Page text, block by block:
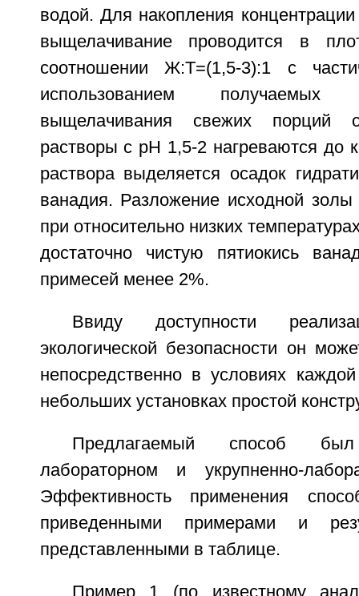
водой. Для накопления
выщелачивание проводится в
соотношении Ж:Т=(1,5-3):1 с
использованием
выщелачивания свежих порций
растворы с рН 1,5-2 нагреваются до
раствора выделяется осадок
ванадия. Разложение исходной
при относительно низких
достаточно чистую пятиокись
примесей менее 2%.
Ввиду доступности
экологической безопасности он
непосредственно в условиях
небольших установках простой
Предлагаемый способ
лабораторном и укрупненно-
Эффективность применения
приведенными примерами и
представленными в таблице.